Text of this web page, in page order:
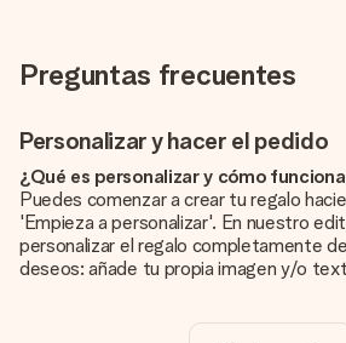
Preguntas frecuentes
Personalizar y hacer el pedido
¿Qué es personalizar y cómo
Puedes comenzar a crear tu regalo
'Empieza a personalizar'. En nuestro
personalizar el regalo completamente
deseos: añade tu propia imagen y/o